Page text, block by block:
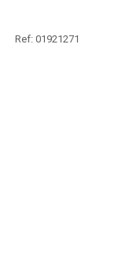
Ref: 01921271